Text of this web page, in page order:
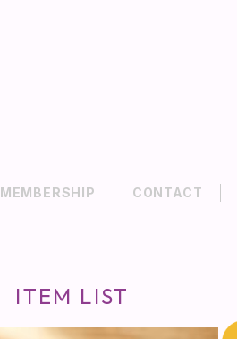
MEMBERSHIP CONTACT
ITEM LIST